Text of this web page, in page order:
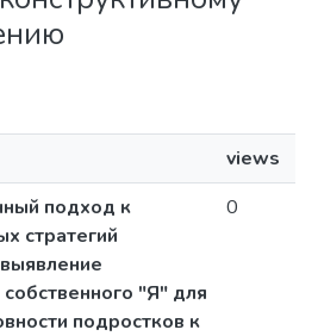
views
подход к
стратегий
"Я" для
подростков к
0